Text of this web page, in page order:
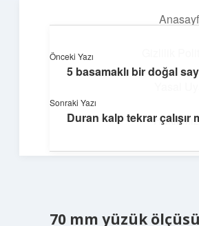
Neşeli Fikir
Hayatına neşe katan kısa
70 mm yüzük
Önceki Yazı
5 basamaklı bir doğal
Sonraki Yazı
Duran kalp tekrar çalışır